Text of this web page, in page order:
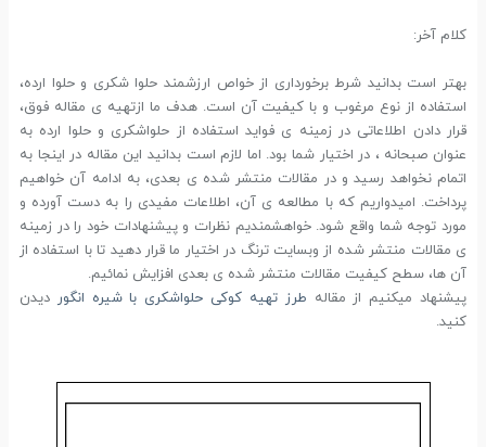
کلام آخر:
بهتر است بدانید شرط برخورداری از خواص ارزشمند حلوا شکری و حلوا ارده،
استفاده از نوع مرغوب و با کیفیت آن است. هدف ما ازتهیه ی مقاله فوق،
قرار دادن اطلاعاتی در زمینه ی فواید استفاده از حلواشکری و حلوا ارده به
عنوان صبحانه ، در اختیار شما بود. اما لازم است بدانید این مقاله در اینجا به
اتمام نخواهد رسید و در مقالات منتشر شده ی بعدی، به ادامه آن خواهیم
پرداخت. امیدواریم که با مطالعه ی آن، اطلاعات مفیدی را به دست آورده و
مورد توجه شما واقع شود. خواهشمندیم نظرات و پیشنهادات خود را در زمینه
ی مقالات منتشر شده از وبسایت ترنگ در اختیار ما قرار دهید تا با استفاده از
آن ها، سطح کیفیت مقالات منتشر شده ی بعدی افزایش نمائیم.
پیشنهاد میکنیم از مقاله طرز تهیه کوکی حلواشکری با شیره انگور دیدن
کنید.